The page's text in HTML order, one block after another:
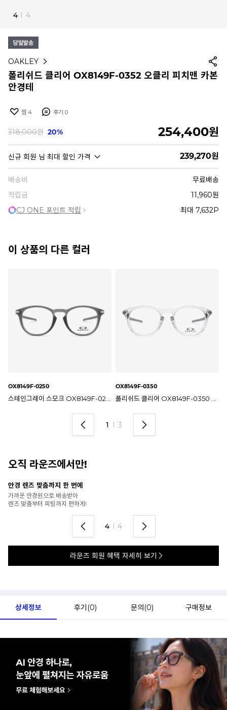
4 I 4
OAKLEY
폴리쉬드 클리어 OX8149F-0352 오클리 피치맨 카본
안경테
찜 4 후기 0
318,000원 20% 254,400원
신규 회원 님 최대 할인 가격 239,270원
배송비
무료배송
적립금
11,960원
CJ ONE 포인트 적립
최대 7,632P
이 상품의 다른 컬러
OX8149F-0250 OX8149F-0350
1 I 3
오직 라운즈에서만!
안경 렌즈 맞춤까지 한 번에
가까운 안경원으로 배송받아
렌즈 맞춤부터 피팅까지 편하게!
4 I 4
라운즈 회원 혜택 자세히 보기
상세정보 후기(0) 문의(0) 구매정보